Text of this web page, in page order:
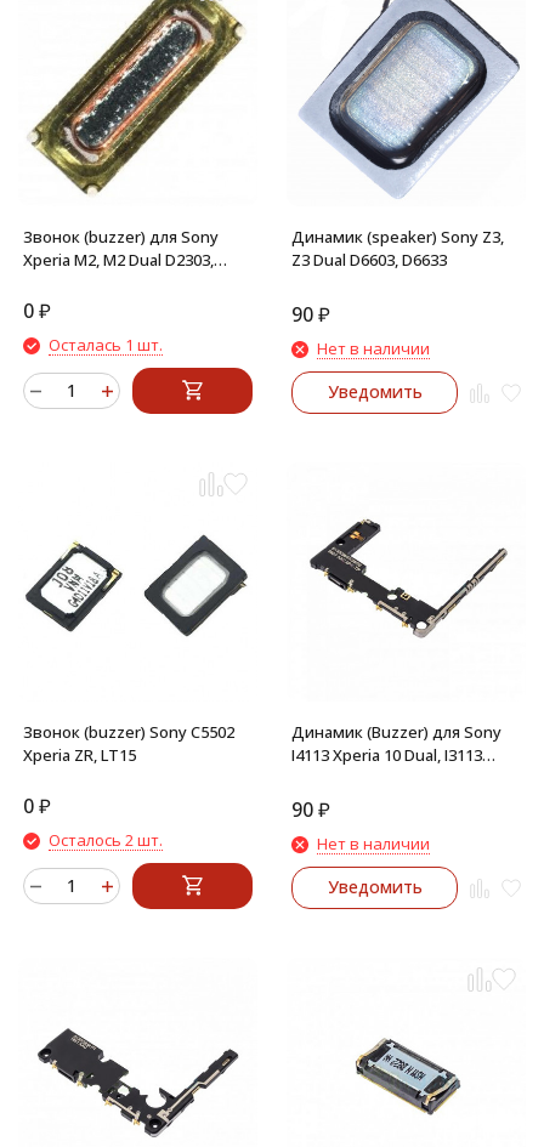
Звонок (buzzer) для Sony
Xperia M2, M2 Dual D2303,
0₽
Осталась 1 шт.
Динамик (speaker) Sony Z3,
Z3 Dual D6603, D6633
90₽
Нет в наличии
Уведомить
Звонок (buzzer) Sony C5502
Xperia ZR, LT15
0₽
Осталось 2 шт.
Динамик (Buzzer) для Sony
I4113 Xperia 10 Dual, I3113
90₽
Нет в наличии
Уведомить